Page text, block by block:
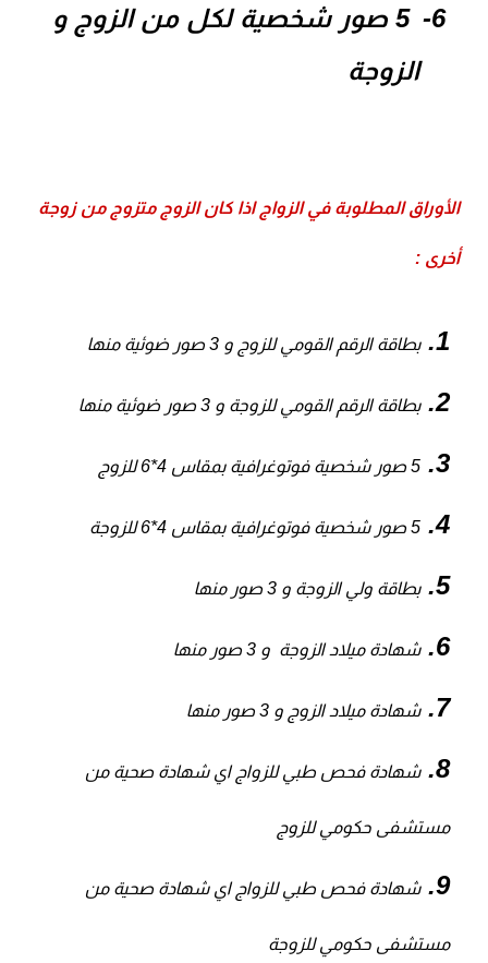
5 صور شخصية لكل من الزوج و
الزوجة
المطلوبة في الزواج اذا كان الزوج متزوج من زوجة
:
بطاقة الرقم القومي للزوج و 3 صور ضوئية منها
بطاقة الرقم القومي للزوجة و 3 صور ضوئية منها
5 صور شخصية فوتوغرافية بمقاس 4*6 للزوج
5 صور شخصية فوتوغرافية بمقاس 4*6 للزوجة
بطاقة ولي الزوجة و 3 صور منها
شهادة ميلاد الزوجة و 3 صور منها
شهادة ميلاد الزوج و 3 صور منها
شهادة فحص طبي للزواج اي شهادة صحية من
مستشفى حكومي للزوج
شهادة فحص طبي للزواج اي شهادة صحية من
مستشفى حكومي للزوجة